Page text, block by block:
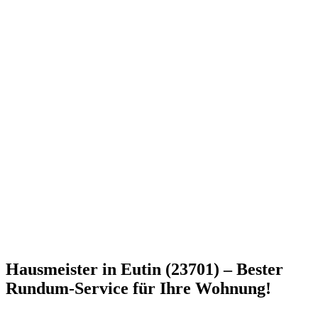
Hausmeister in Eutin (23701) – Bester
Rundum-Service für Ihre Wohnung!